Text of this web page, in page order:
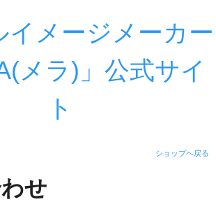
イメージメーカー
メラ)」公式サイ
ト
ショップへ戻る
せ